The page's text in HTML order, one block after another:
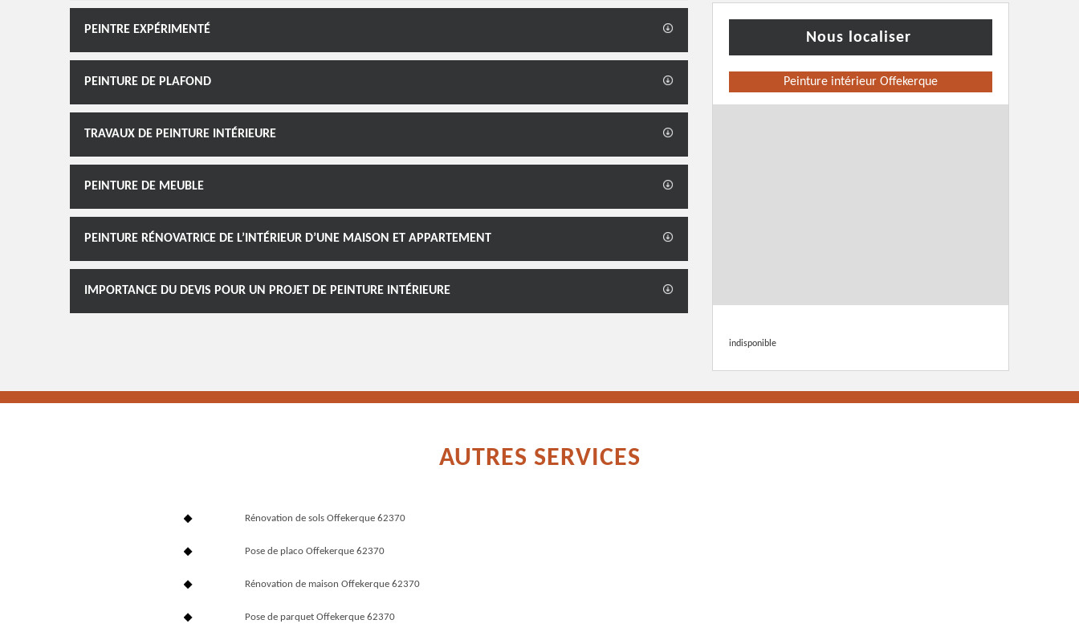
PEINTRE EXPÉRIMENTÉ
PEINTURE DE PLAFOND
TRAVAUX DE PEINTURE INTÉRIEURE
PEINTURE DE MEUBLE
PEINTURE RÉNOVATRICE DE L’INTÉRIEUR D’UNE MAISON ET APPARTEMENT
IMPORTANCE DU DEVIS POUR UN PROJET DE PEINTURE INTÉRIEURE
Nous localiser
Peinture intérieur Offekerque
indisponible
AUTRES SERVICES
Rénovation de sols Offekerque 62370
Pose de placo Offekerque 62370
Rénovation de maison Offekerque 62370
Pose de parquet Offekerque 62370